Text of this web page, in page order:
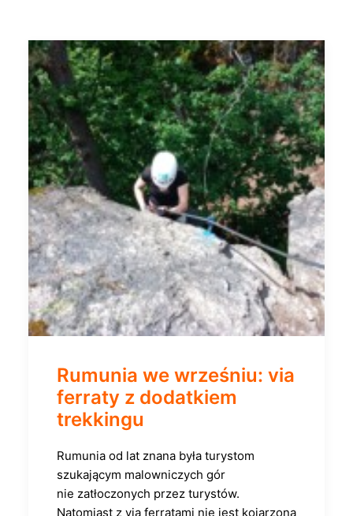
Rumunia we wrześniu: via
ferraty z dodatkiem
trekkingu
Rumunia od lat znana była turystom
szukającym malowniczych gór
nie zatłoczonych przez turystów.
Natomiast z via ferratami nie jest kojarzona